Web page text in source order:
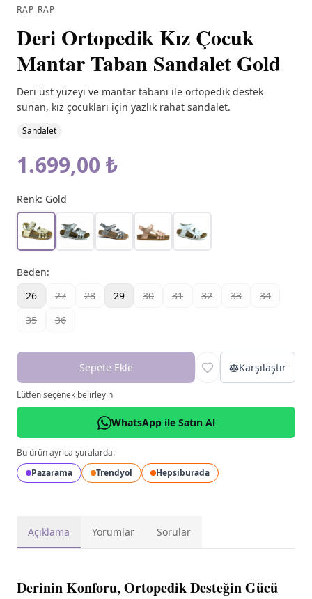
RAP RAP
Deri Ortopedik Kız Çocuk
Mantar Taban Sandalet Gold
Deri üst yüzeyi ve mantar tabanı ile ortopedik destek
sunan, kız çocukları için yazlık rahat sandalet.
Sandalet
1.699,00 ₺
Renk: Gold
Beden:
26
27 28 29 30 31 32 33
34
35
36
Sepete Ekle Karşılaştır
Lütfen seçenek belirleyin
WhatsApp ile Satın Al
Bu ürün ayrıca şuralarda:
Pazarama
Trendyol Hepsiburada
Açıklama Yorumlar Sorular
Derinin Konforu, Ortopedik Desteğin Gücü